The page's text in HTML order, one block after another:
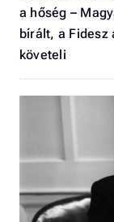
a hőség –
bírált, a Fidesz
követeli